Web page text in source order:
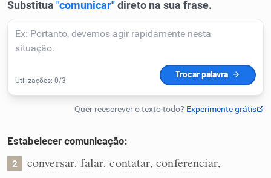
Cata-letras
Conexões
Estabelecer comunicação:
2 conversar, falar, contatar, conferenciar,